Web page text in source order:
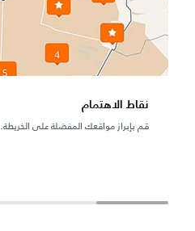
نقاط الاهتمام
قم بإبراز مواقعك المفضلة على الخريطة.